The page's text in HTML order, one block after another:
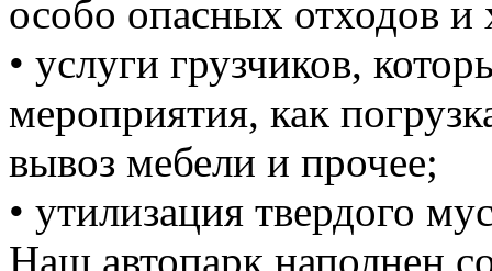
особо опасных отходов и
• услуги грузчиков,
мероприятия, как
вывоз мебели и прочее;
• утилизация твердого
Наш автопарк наполнен